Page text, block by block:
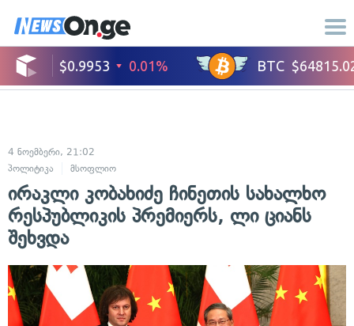
4 ნოემბერი, 21:02
პოლიტიკა
მსოფლიო
ირაკლი კობახიძე ჩინეთის სახალხო
რესპუბლიკის პრემიერს, ლი ციანს
შეხვდა